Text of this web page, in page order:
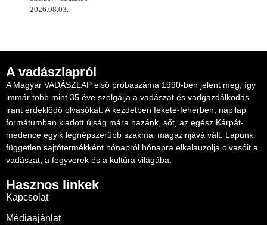
2026.08.03.
A vadászlapról
A Magyar VADÁSZLAP első próbaszáma 1990-ben jelent meg, így
immár több mint 35 éve szolgálja a vadászat és vadgazdálkodás
iránt érdeklődő olvasókat. A kezdetben fekete-fehérben, napilap
formátumban kiadott újság mára hazánk, sőt, az egész Kárpát-
medence egyik legnépszerűbb szakmai magazinjává vált. Lapunk
független sajtótermékként hónapról hónapra elkalauzolja olvasóit a
vadászat, a fegyverek és a kultúra világába.
Hasznos linkek
Kapcsolat
Médiaajánlat